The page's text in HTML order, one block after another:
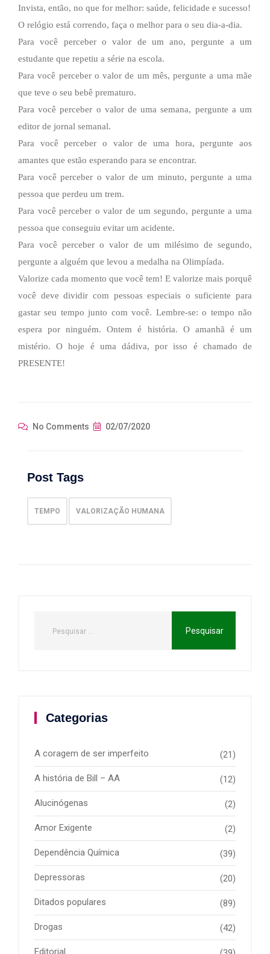
Invista, então, no que for melhor: saúde, felicidade e sucesso!
O relógio está correndo, faça o melhor para o seu dia-a-dia.
Para você perceber o valor de um ano, pergunte a um
estudante que repetiu a série na escola.
Para você perceber o valor de um mês, pergunte a uma mãe
que teve o seu bebê prematuro.
Para você perceber o valor de uma semana, pergunte a um
editor de jornal semanal.
Para você perceber o valor de uma hora, pergunte aos
amantes que estão esperando para se encontrar.
Para você perceber o valor de um minuto, pergunte a uma
pessoa que perdeu um trem.
Para você perceber o valor de um segundo, pergunte a uma
pessoa que conseguiu evitar um acidente.
Para você perceber o valor de um milésimo de segundo,
pergunte a alguém que levou a medalha na Olimpíada.
Valorize cada momento que você tem! E valorize mais porquê
você deve dividir com pessoas especiais o suficiente para
gastar seu tempo junto com você. Lembre-se: o tempo não
espera por ninguém. Ontem é história. O amanhã é um
mistério. O hoje é uma dádiva, por isso é chamado de
PRESENTE!
No Comments 02/07/2020
Post Tags
TEMPO VALORIZAÇÃO HUMANA
Categorias
A coragem de ser imperfeito (21)
A história de Bill – AA (12)
Alucinógenas (2)
Amor Exigente (2)
Dependência Química (39)
Depressoras (20)
Ditados populares (89)
Drogas (42)
Editorial